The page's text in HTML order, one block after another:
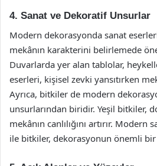
4. Sanat ve Dekoratif Unsurlar
Modern dekorasyonda sanat
mekânın karakterini belirlemede
Duvarlarda yer alan tablolar,
eserleri, kişisel zevki yansıtırken
Ayrıca, bitkiler de modern
unsurlarından biridir. Yeşil bitkiler,
mekânın canlılığını artırır. Modern
ile bitkiler, dekorasyonun önemli bir